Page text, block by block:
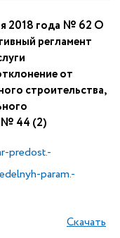
года № 62 О
регламент
от
строительства,
№ 44 (2)
predost.-
param.-
Скачать